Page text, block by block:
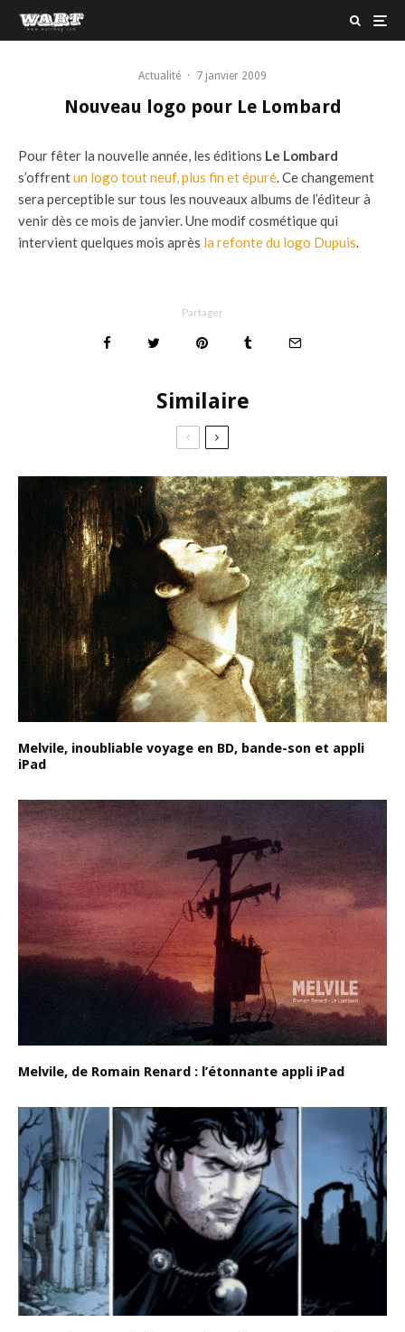
Actualité · 7 janvier 2009
Nouveau logo pour Le Lombard
Pour fêter la nouvelle année, les éditions Le Lombard
s’offrentun logo tout neuf, plus fin et épuré. Ce changement
sera perceptible sur tous les nouveaux albums de l’éditeur à
venir dès ce mois de janvier. Une modif cosmétique qui
intervient quelques mois après la refonte du logo Dupuis.
Partager
Similaire
Melvile, inoubliable voyage en BD, bande-son et appli
iPad
Melvile, de Romain Renard : l’étonnante appli iPad